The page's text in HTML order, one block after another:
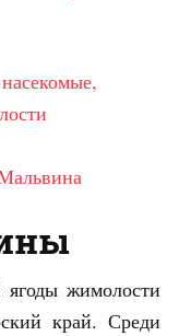
ягоды жимолости
край. Среди